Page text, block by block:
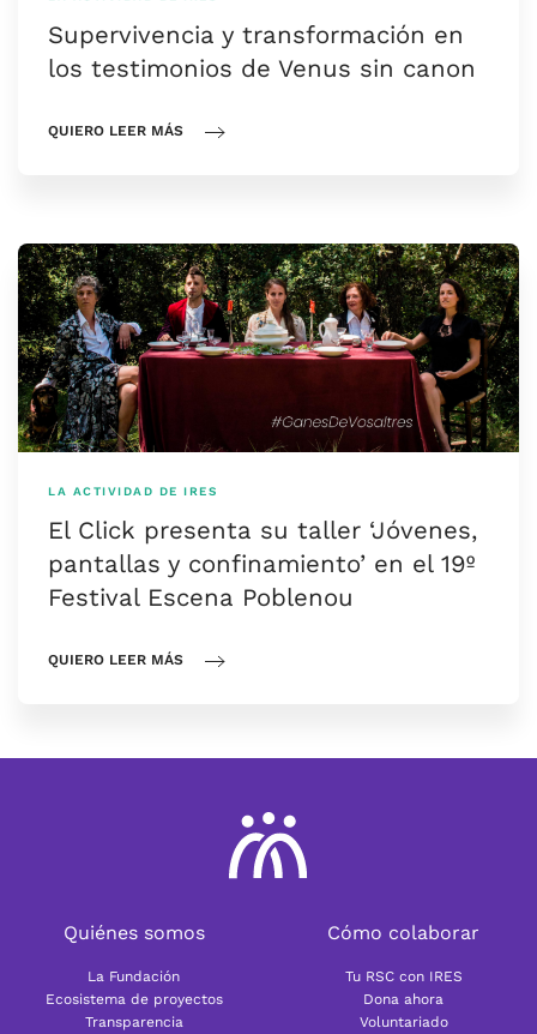
Supervivencia y transformación en
los testimonios de Venus sin canon
QUIERO LEER MÁS
LA ACTIVIDAD DE IRES
El Click presenta su taller ‘Jóvenes,
pantallas y confinamiento’ en el 19º
Festival Escena Poblenou
QUIERO LEER MÁS
Quiénes somos
La Fundación
Ecosistema de proyectos
Transparencia
Cómo colaborar
Tu RSC con IRES
Dona ahora
Voluntariado